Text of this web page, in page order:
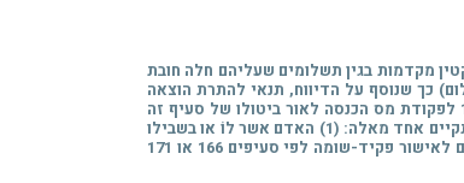
לנַכּוֹת הוצאות או להקטין מקדמות בגין תשלומים שעליהם חלה חובת
לפי העניין, ובו צוינו פרטי מקבל התשלום) כך שנוסף על הדיווח, תנאי להתרת הוצאה
שחלה לגבּיה חובת ניכוי הוא העברת סכום המס שלגביו חלה חובת הניכוי על-ידי משלם ההוצאה לפקיד-השומה. במקביל, בוטלה ההפנייה לסעיף 161 לפקודת מס הכנסה לאור ביטולו של סעיף זה
במסגרת תיקון 147. כמו-כן, נוספה הוראה לסעיף 32א לפיה הסייג הקבוע באותו סעיף לא יחול אם הנישום הוכיח, להנחת דעתו של פקיד-השומה, כי התקיים אחד מאלה: (1) האדם אשר לוֹ או בשבילו
שולמו התשלומים כָּלל את התשלומים האמורים בדוח על הכנסתו לפי סעיף 131 ושילם את סכום המס החָל בשלהם; (2) סכום המס נוכה והועבר בהתאם לאישור פקיד-שומה לפי סעיפים 166 או 171